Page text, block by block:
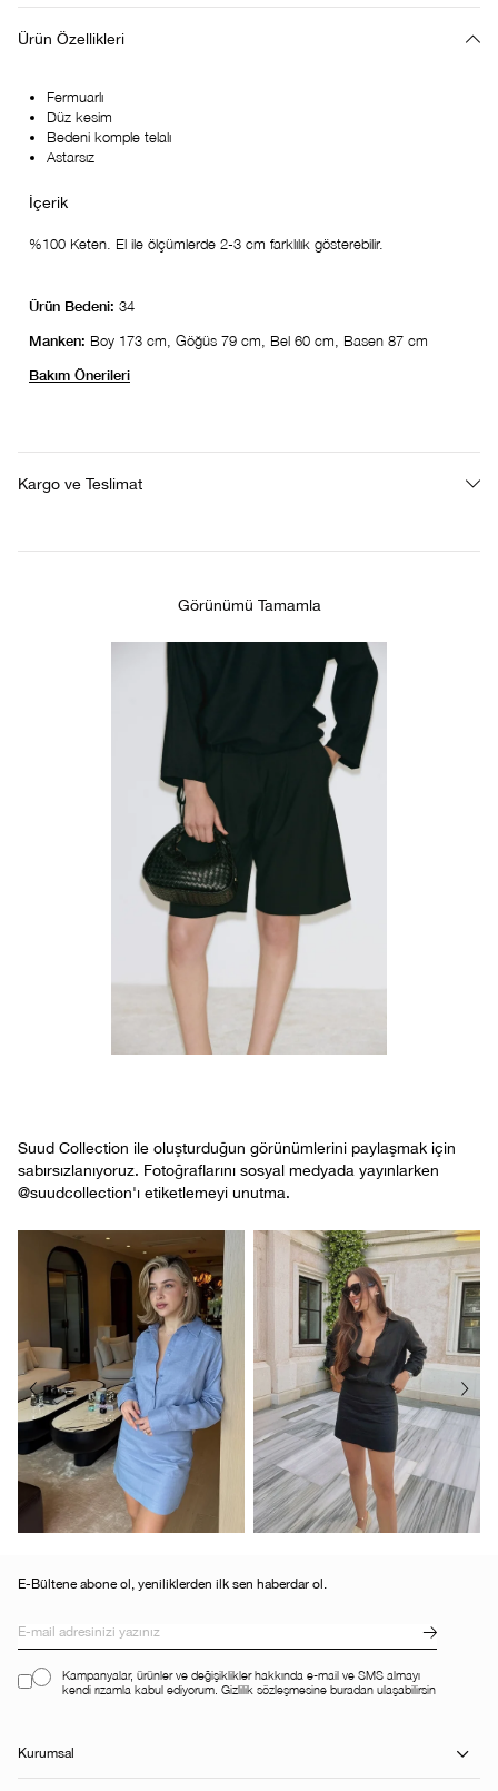
Ürün Özellikleri
Fermuarlı
Düz kesim
Bedeni komple telalı
Astarsız
%100 Keten. El ile ölçümlerde 2-3 cm farklılık gösterebilir.
Ürün Bedeni: 34
Manken: Boy 173 cm, Göğüs 79 cm, Bel 60 cm, Basen 87 cm
Bakım Önerileri
Kargo ve Teslimat
Görünümü Tamamla
Suud Collection ile oluşturduğun görünümlerini paylaşmak için
sabırsızlanıyoruz. Fotoğraflarını sosyal medyada yayınlarken
@suudcollection'ı etiketlemeyi unutma.
E-Bültene abone ol, yeniliklerden ilk sen haberdar ol.
Kampanyalar, ürünler ve değişiklikler hakkında e-mail ve SMS almayı
kendi rızamla kabul ediyorum. Gizlilik sözleşmesine buradan ulaşabilirsin
Kurumsal